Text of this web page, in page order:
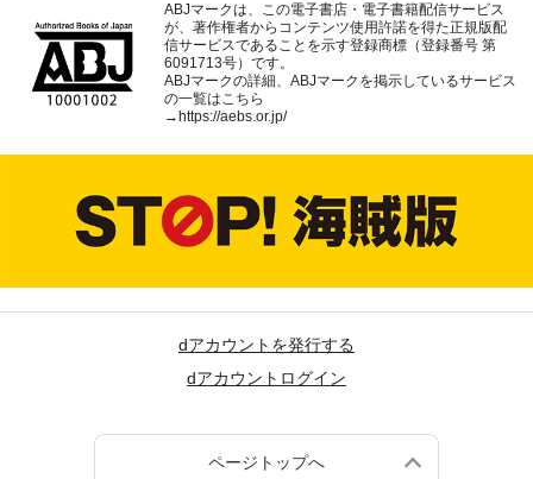
ABJマークは、この電子書店・電子書籍配信サービス
が、著作権者からコンテンツ使用許諾を得た正規版配
信サービスであることを示す登録商標（登録番号 第
6091713号）です。
ABJマークの詳細、ABJマークを掲示しているサービス
の一覧はこちら
→ https://aebs.or.jp/
dアカウントを発行する
dアカウントログイン
ページトップへ